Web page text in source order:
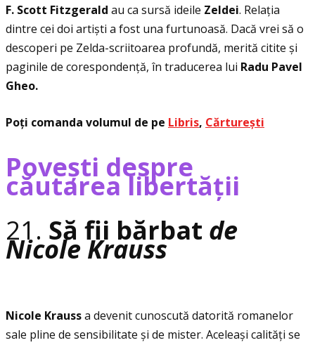
F. Scott Fitzgerald au ca sursă ideile Zeldei. Relaţia
dintre cei doi artiști a fost una furtunoasă. Dacă vrei să o
descoperi pe Zelda-scriitoarea profundă, merită citite și
paginile de corespondenţă, în traducerea lui Radu Pavel
Gheo.
Poţi comanda volumul de pe Libris, Cărturești
Povești despre
căutarea libertăţii
21. Să fii bărbat de
Nicole Krauss
Nicole Kraussa devenit cunoscută datorită romanelor
sale pline de sensibilitate și de mister. Aceleași calităţi se